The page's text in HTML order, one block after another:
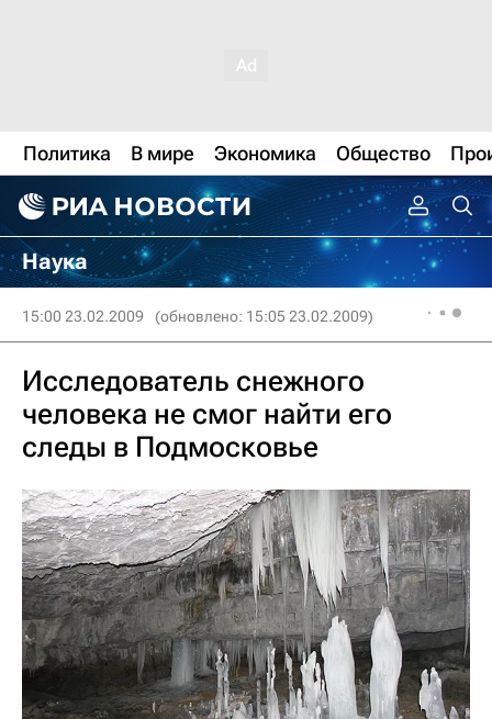
Политика В мире Экономика Общество
Наука
15:00 23.02.2009 (обновлено: 15:05 23.02.2009)
Исследователь снежного
человека не смог найти его
следы в Подмосковье